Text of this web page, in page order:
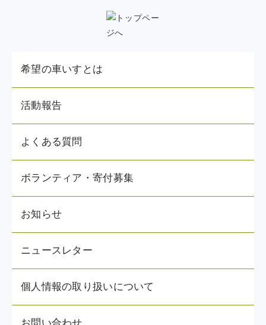
希望の車いすとは
活動報告
よくある質問
ボランティア・寄付募集
お知らせ
ニュースレター
個人情報の取り扱いについて
お問い合わせ